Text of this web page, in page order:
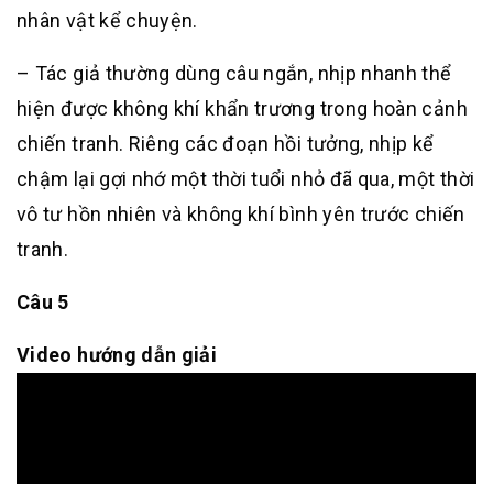
nhân vật kể chuyện.
– Tác giả thường dùng câu ngắn, nhịp nhanh thể
hiện được không khí khẩn trương trong hoàn cảnh
chiến tranh. Riêng các đoạn hồi tưởng, nhịp kể
chậm lại gợi nhớ một thời tuổi nhỏ đã qua, một thời
vô tư hồn nhiên và không khí bình yên trước chiến
tranh.
Câu 5
Video hướng dẫn giải